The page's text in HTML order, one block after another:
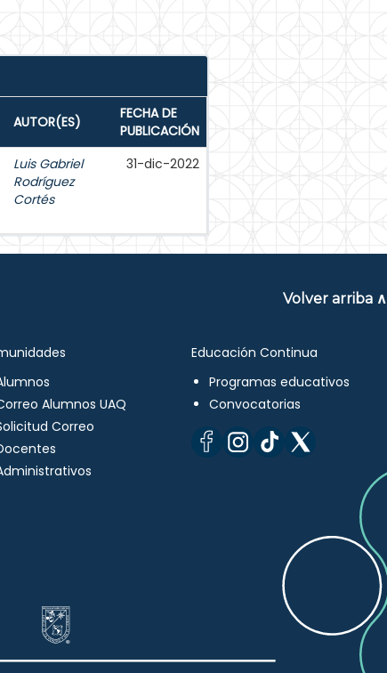
AUTOR(ES)
FECHA DE
PUBLICACIÓN
Luis Gabriel
Rodríguez
Cortés
31-dic-2022
Volver arriba ∧
Alumnos UAQ
Correo
Educación Continua
Programas educativos
Convocatorias